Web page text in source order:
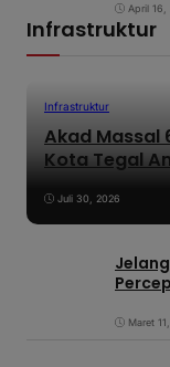
April 16,
Infrastruktur
Infrastruktur
Akad Massal
Kota Tegal
Juli 30, 2026
Maret